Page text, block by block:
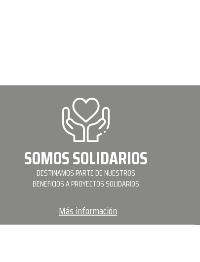
SOMOS SOLIDARIOS
DESTINAMOS PARTE DE NUESTROS
BENEFICIOS A PROYECTOS SOLIDARIOS
Más información